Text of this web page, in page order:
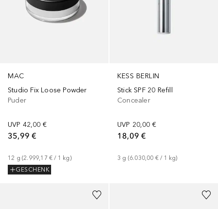
MAC
Studio Fix Loose Powder
Puder
UVP 42,00 €
35,99 €
12 g (2.999,17 € / 1 kg)
GESCHENK
KESS BERLIN
Stick SPF 20 Refill
Concealer
UVP 20,00 €
18,09 €
3 g (6.030,00 € / 1 kg)
+17